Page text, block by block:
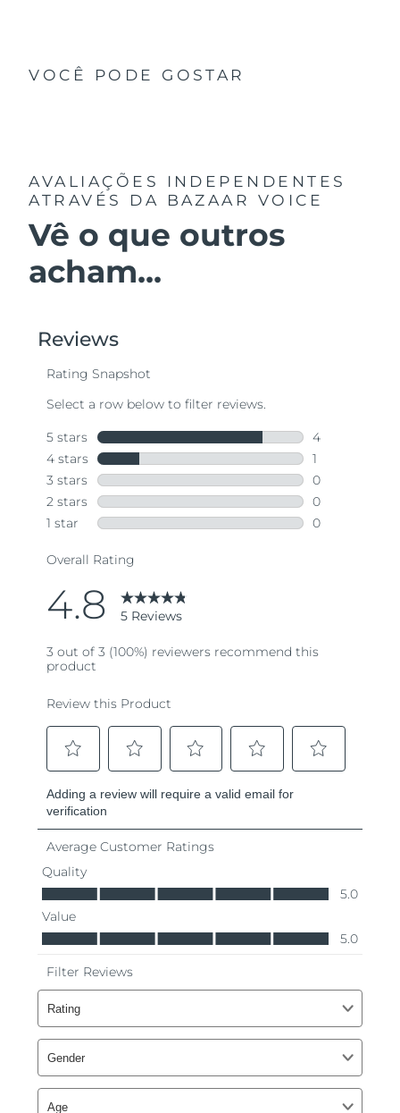
VOCÊ PODE GOSTAR
AVALIAÇÕES INDEPENDENTES
ATRAVÉS DA BAZAAR VOICE
Vê o que outros
acham...